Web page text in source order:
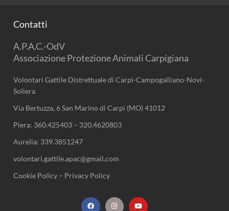
Contatti
A.P.A.C.-OdV
Associazione Protezione Animali Carpigiana
Volontari Gattile Distrettuale di Carpi-Campogalliano-Novi-
Soliera
Via Bertuzza, 6 San Marino di Carpi (MO) 41012
Piera: 360.425403 – 320.4620803
Aurelia: 339.3851247
volontari.gattile.apac@gmail.com
Cookie Policy – Privacy Policy
F
a
I
n
Y
o